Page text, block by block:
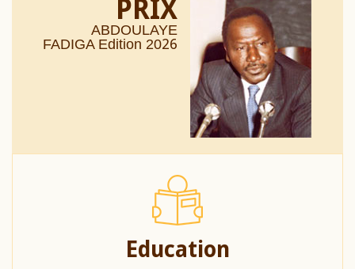
PRIX
ABDOULAYE
FADIGA Edition 2026
Education